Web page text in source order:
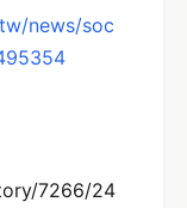
news/soc
7266/24